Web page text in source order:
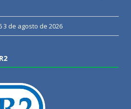
3 de agosto de 2026